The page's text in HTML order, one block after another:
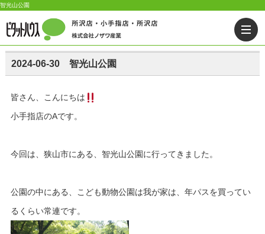
智光山公園
2024-06-30 智光山公園
皆さん、こんにちは
小手指店のAです。
今回は、狭山市にある、智光山公園に行ってきました。
公園の中にある、こども動物公園は我が家は、年パスを買ってい
るくらい常連です。